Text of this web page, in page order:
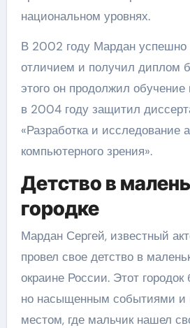
национальном уровнях.
В 2002 году Мардан
отличием и получил диплом
этого он продолжил обучение
в 2004 году защитил
«Разработка и исследование
компьютерного зрения».
Детство в
городке
Мардан Сергей, известный
провел свое детство в
окраине России. Этот
но насыщенным событиями и
местом, где мальчик нашел